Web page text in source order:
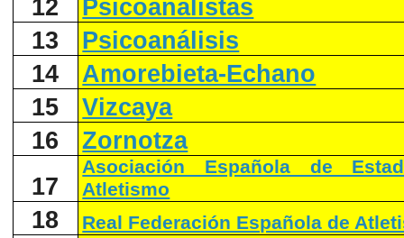
12
Psicoanalistas
13
Psicoanálisis
14
Amorebieta-Echano
15
Vizcaya
16
Zornotza
17
Asociación Española de
Atletismo
18 Real Federación Española de